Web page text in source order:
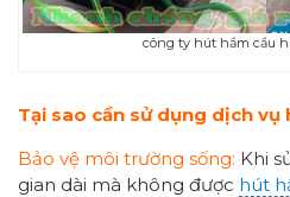
công ty hút hầm cầu
Tại sao cần sử dụng dịch vụ
Bảo vệ môi trường sống: Khi
gian dài mà không được hút